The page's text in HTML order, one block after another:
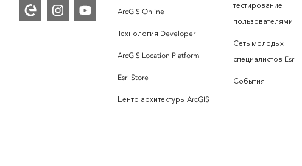
ArcGIS Online
Технология Developer
ArcGIS Location Platform
Esri Store
Центр архитектуры ArcGIS
тестирование
пользователями
Сеть молодых
специалистов Esri
События